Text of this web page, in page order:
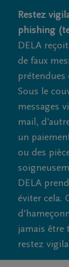
Restez
phishing
DELA
de faux
prétendues
Sous le
messages
mail,
un
ou des
DELA
éviter cela.
jamais être
restez